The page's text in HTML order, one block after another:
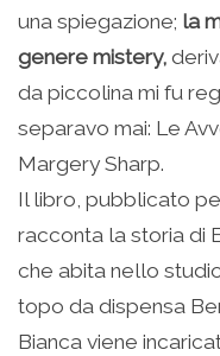
una spiegazione; la
genere mistery,
da piccolina mi fu
separavo mai: Le
Margery Sharp.
Il libro, pubblicato
racconta la storia di
che abita nello
topo da dispensa
Bianca viene